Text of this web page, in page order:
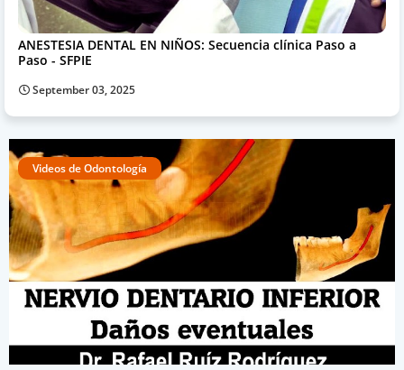
ANESTESIA DENTAL EN NIÑOS: Secuencia clínica Paso a
Paso - SFPIE
September 03, 2025
Videos de Odontología